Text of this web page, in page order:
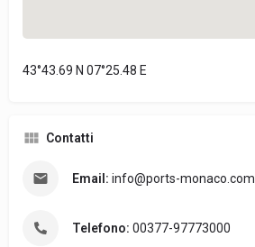
43°43.69 N 07°25.48 E
Contatti
Email: info@ports-monaco.com
Telefono: 00377-97773000